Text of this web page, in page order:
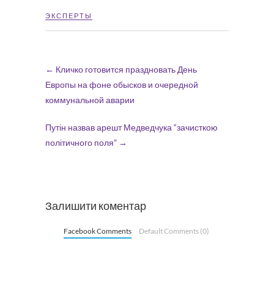
ЭКСПЕРТЫ
← Кличко готовится праздновать День
Европы на фоне обысков и очередной
коммунальной аварии
Путін назвав арешт Медведчука “зачисткою
політичного поля” →
Залишити коментар
Facebook Comments Default Comments (0)